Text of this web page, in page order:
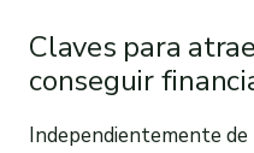
Claves para
conseguir
Independientemente